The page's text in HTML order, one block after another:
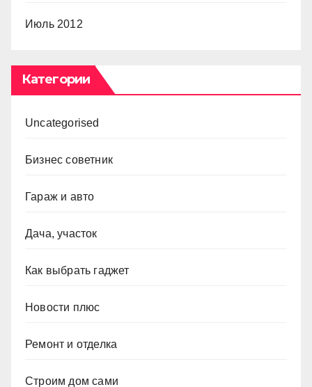
Июль 2012
Категории
Uncategorised
Бизнес советник
Гараж и авто
Дача, участок
Как выбрать гаджет
Новости плюс
Ремонт и отделка
Строим дом сами